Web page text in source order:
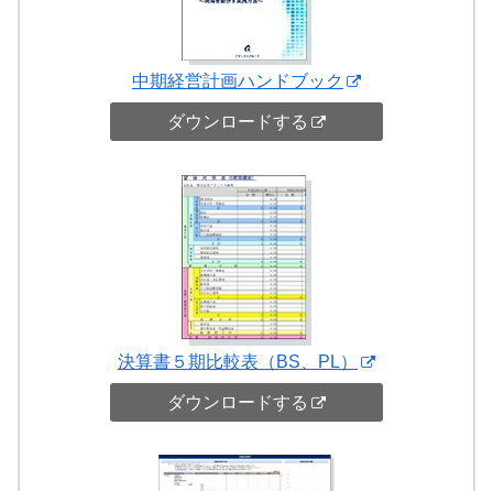
中期経営計画ハンドブック
ダウンロードする
決算書５期比較表（BS、PL）
ダウンロードする